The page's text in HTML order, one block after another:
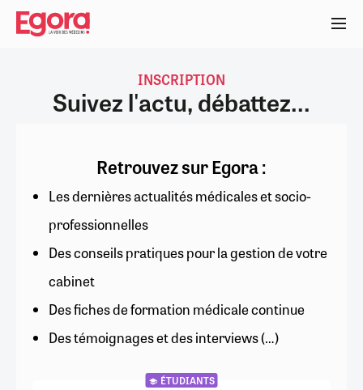
Aller
contenu
INSCRIPTION
Suivez l'actu, débattez...
Retrouvez sur Egora :
Les dernières actualités médicales et socio-
professionnelles
Des conseils pratiques pour la gestion de votre
cabinet
Des fiches de formation médicale continue
Des témoignages et des interviews (…)
ÉTUDIANTS